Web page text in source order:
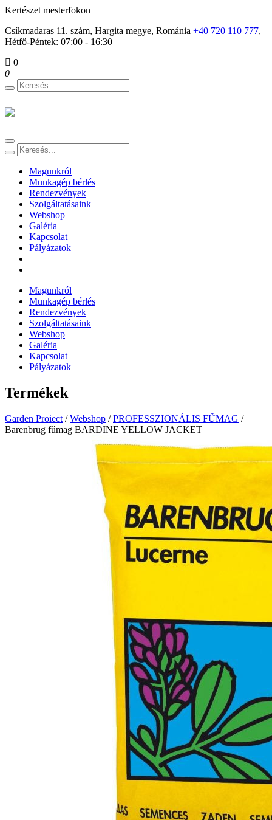
Kertészet mesterfokon
Csíkmadaras 11. szám, Hargita megye, Románia +40 720 110 777,
Hétfő-Péntek: 07:00 - 16:30
0
0
Toggle
navigation
Magunkról
Munkagép bérlés
Rendezvények
Szolgáltatásaink
Webshop
Galéria
Kapcsolat
Pályázatok
Magunkról
Munkagép bérlés
Rendezvények
Szolgáltatásaink
Webshop
Galéria
Kapcsolat
Pályázatok
Termékek
Garden Proiect /Webshop /PROFESSZIONÁLIS FŰMAG /
Barenbrug fűmag BARDINE YELLOW JACKET